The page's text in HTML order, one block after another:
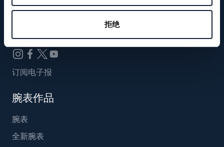
拒绝
WeChat ID
Breguet_China
订阅电子报
腕表作品
腕表
全新腕表